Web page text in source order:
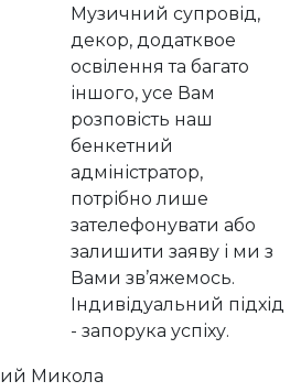
Музичний супровід,
декор, додатквое
освілення та багато
іншого, усе Вам
розповість наш
бенкетний
адміністратор,
потрібно лише
зателефонувати або
залишити заяву і ми з
Вами зв’яжемось.
Індивідуальний підхід
- запорука успіху.